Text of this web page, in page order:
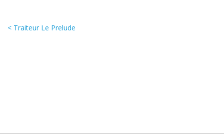
< Traiteur Le Prelude